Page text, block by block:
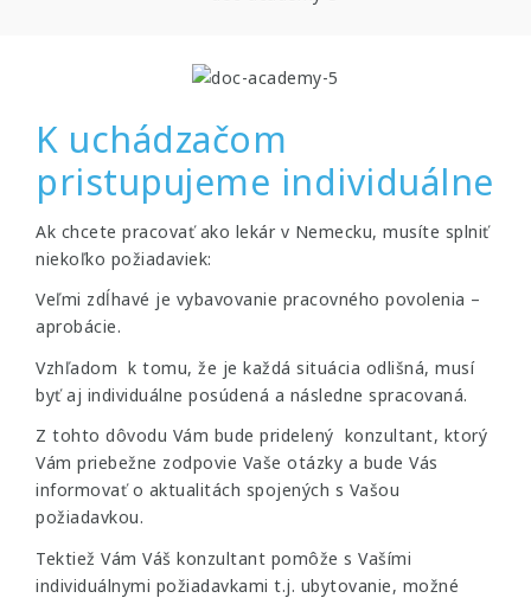
K uchádzačom
pristupujeme individuálne
Ak chcete pracovať ako lekár v Nemecku, musíte splniť
niekoľko požiadaviek:
Veľmi zdĺhavé je vybavovanie pracovného povolenia –
aprobácie.
Vzhľadom k tomu, že je každá situácia odlišná, musí
byť aj individuálne posúdená a následne spracovaná.
Z tohto dôvodu Vám bude pridelený konzultant, ktorý
Vám priebežne zodpovie Vaše otázky a bude Vás
informovať o aktualitách spojených s Vašou
požiadavkou.
Tektiež Vám Váš konzultant pomôže s Vašími
individuálnymi požiadavkami t.j. ubytovanie, možné